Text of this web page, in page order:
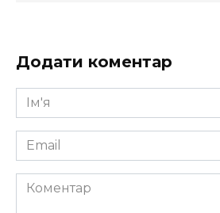
Додати коментар
Ім'я
*
Email
*
Коментар